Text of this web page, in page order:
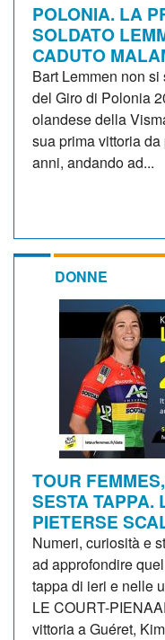
POLONIA. LA
SOLDATO
CADUTO
Bart Lemmen non
del Giro di Polonia
olandese della
sua prima vittoria
anni, andando ad...
DONNE
TOUR
SESTA TAPPA.
PIETERSE
Numeri, curiosità e
ad approfondire
tappa di ieri e nelle
LE COURT-
vittoria a Guéret,